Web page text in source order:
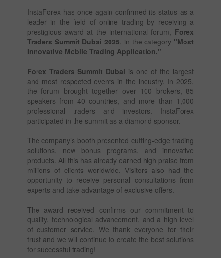
InstaForex has once again confirmed its status as a
leader in the field of online trading by receiving a
prestigious award at the international forum, Forex
Traders Summit Dubai 2025 , in the category "Most
Innovative Mobile Trading Application."
Forex Traders Summit Dubai is one of the largest
and most respected events in the industry. In 2025,
the forum brought together over 100 brokers, 85
speakers from 40 countries, and more than 1,000
professional traders and investors. InstaForex
participated in the summit as a diamond sponsor.
The company’s booth presented cutting-edge trading
solutions, new bonus programs, and innovative
products. All this has already earned high praise from
millions of clients worldwide. Visitors also had the
opportunity to receive personal consultations from
experts and take advantage of exclusive offers.
The award received confirms our commitment to
quality, technological advancement, and a high level
of customer service. We thank everyone for their
trust and we will continue to create the best solutions
for successful trading!